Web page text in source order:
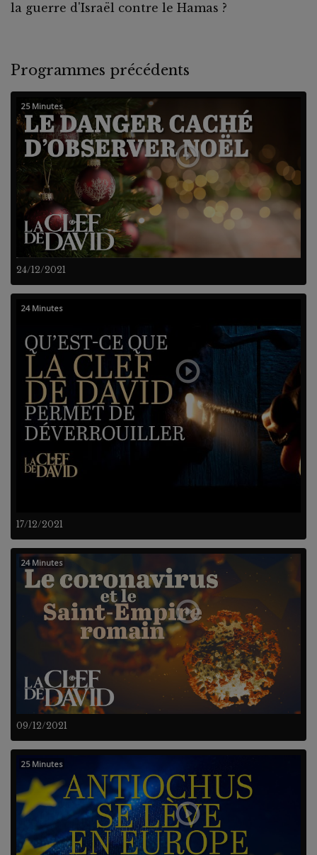
la guerre d'Israël contre le Hamas ?
Programmes précédents
24/12/2021
25 Minutes
17/12/2021
24 Minutes
09/12/2021
24 Minutes
25 Minutes